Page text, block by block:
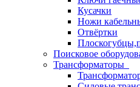
Кусачки
Ножи
Отвёртки
Поисковое
Трансформаторы